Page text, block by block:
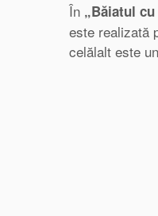
În „Băiatul
este realizată
celălalt este